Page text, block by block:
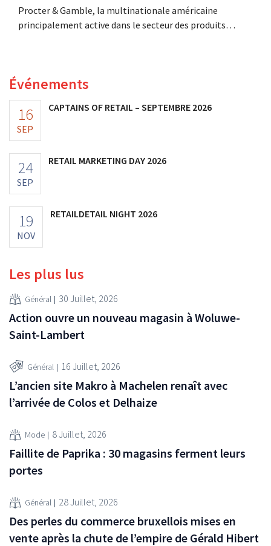
Procter & Gamble, la multinationale américaine
principalement active dans le secteur des produits
Événements
16
SEP
CAPTAINS OF RETAIL – SEPTEMBRE 2026
24
SEP
RETAIL MARKETING DAY 2026
19
NOV
RETAILDETAIL NIGHT 2026
Les plus lus
Général 30 Juillet, 2026
Action ouvre un nouveau magasin à Woluwe-
Saint-Lambert
Général 16 Juillet, 2026
L’ancien site Makro à Machelen renaît avec
l’arrivée de Colos et Delhaize
Mode 8 Juillet, 2026
Faillite de Paprika : 30 magasins ferment leurs
portes
Général 28 Juillet, 2026
Des perles du commerce bruxellois mises en
vente après la chute de l’empire de Gérald Hibert